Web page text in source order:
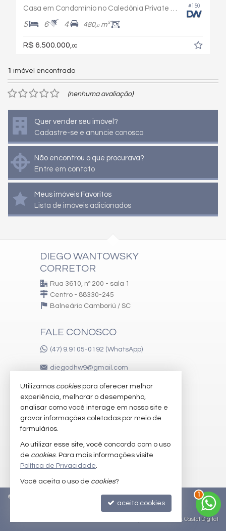
#150
Casa em Condomínio no Caledônia Private Village
5 6 4 480,0m²
R$ 6.500.000, 00
1 imóvel encontrado
(nenhuma avaliação)
Quer vender seu imóvel?
Cadastre-se e anuncie conosco
Não encontrou o que procurava?
Entre em contato
Meus imóveis Favoritos
Lista de imóveis adicionados
DIEGO WANTOWSKY
CORRETOR
Rua 3610, nº 200 - sala 1
Centro - 88330-245
Balneário Camboriú / SC
FALE CONOSCO
(47) 9.9105-0192 (WhatsApp)
diegodhw9@gmail.com
VEJA MAIS
imóveis favoritos
mapa de imóveis
© Política de Privacidade
Site para imobiliárias: Castel Digital
1
Utilizamos cookiespara oferecer melhor
experiência, melhorar o desempenho,
analisar como você interage em nosso site e
gravar informações coletadas por meio de
formulários.
Ao utilizar esse site, você concorda com o uso
de cookies. Para mais informações visite
Política de Privacidade.
Você aceita o uso de cookies?
aceito cookies